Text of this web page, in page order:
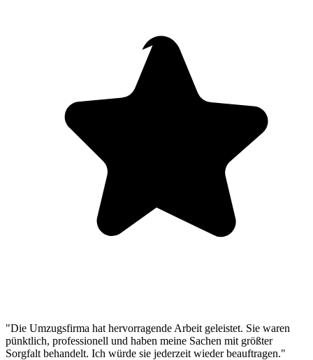
"Die Umzugsfirma hat hervorragende Arbeit geleistet. Sie waren
pünktlich, professionell und haben meine Sachen mit größter
Sorgfalt behandelt. Ich würde sie jederzeit wieder beauftragen."